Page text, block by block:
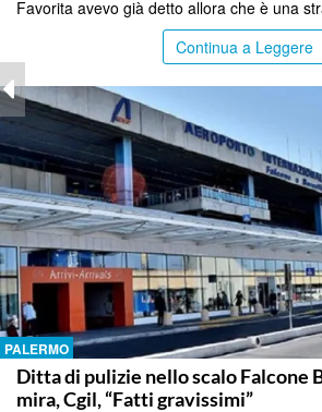
Favorita avevo già detto allora che è una
Continua a Leggere
PALERMO
Ditta di pulizie nello scalo Falcone
mira, Cgil, “Fatti gravissimi”